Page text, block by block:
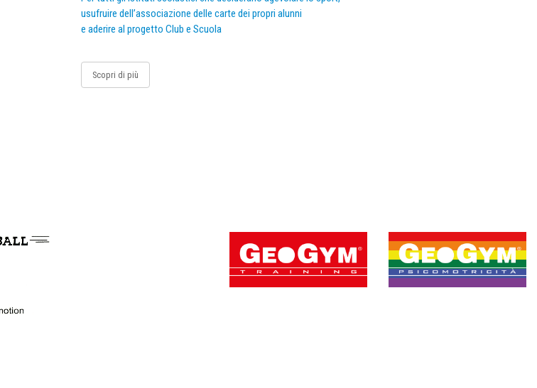
usufruire dell’associazione delle carte dei propri alunni
e aderire al progetto Club e Scuola
Scopri di più